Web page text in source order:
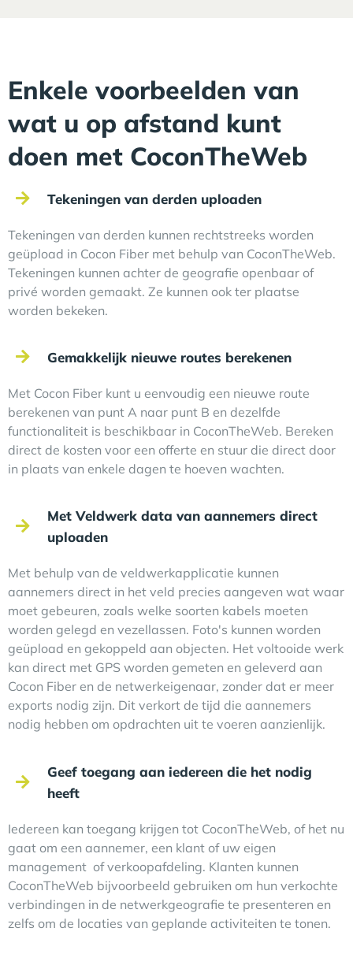
Enkele voorbeelden van
wat u op afstand kunt
doen met CoconTheWeb
Tekeningen van derden uploaden
Tekeningen van derden kunnen rechtstreeks worden
geüpload in Cocon Fiber met behulp van CoconTheWeb.
Tekeningen kunnen achter de geografie openbaar of
privé worden gemaakt. Ze kunnen ook ter plaatse
worden bekeken.
Gemakkelijk nieuwe routes berekenen
Met Cocon Fiber kunt u eenvoudig een nieuwe route
berekenen van punt A naar punt B en dezelfde
functionaliteit is beschikbaar in CoconTheWeb. Bereken
direct de kosten voor een offerte en stuur die direct door
in plaats van enkele dagen te hoeven wachten.
Met Veldwerk data van aannemers direct
uploaden
Met behulp van de veldwerkapplicatie kunnen
aannemers direct in het veld precies aangeven wat waar
moet gebeuren, zoals welke soorten kabels moeten
worden gelegd en vezellassen. Foto's kunnen worden
geüpload en gekoppeld aan objecten. Het voltooide werk
kan direct met GPS worden gemeten en geleverd aan
Cocon Fiber en de netwerkeigenaar, zonder dat er meer
exports nodig zijn. Dit verkort de tijd die aannemers
nodig hebben om opdrachten uit te voeren aanzienlijk.
Geef toegang aan iedereen die het nodig
heeft
Iedereen kan toegang krijgen tot CoconTheWeb, of het nu
gaat om een aannemer, een klant of uw eigen
management of verkoopafdeling. Klanten kunnen
CoconTheWeb bijvoorbeeld gebruiken om hun verkochte
verbindingen in de netwerkgeografie te presenteren en
zelfs om de locaties van geplande activiteiten te tonen.